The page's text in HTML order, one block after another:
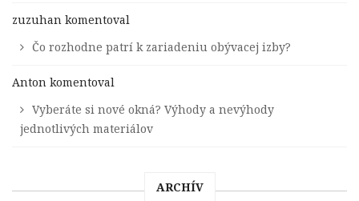
zuzuhan komentoval
Čo rozhodne patrí k zariadeniu obývacej izby?
Anton komentoval
Vyberáte si nové okná? Výhody a nevýhody
jednotlivých materiálov
ARCHÍV